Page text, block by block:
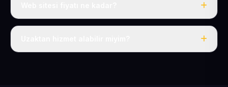
Tek fiyat: yılda 50 USD + KDV, her şey dahil.